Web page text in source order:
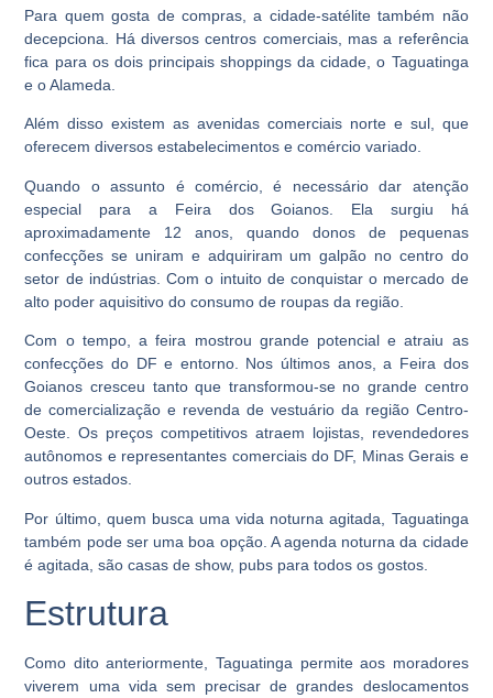
Para quem gosta de compras, a cidade-satélite também não
decepciona. Há diversos centros comerciais, mas a referência
fica para os dois principais shoppings da cidade, o Taguatinga
e o Alameda.
Além disso existem as avenidas comerciais norte e sul, que
oferecem diversos estabelecimentos e comércio variado.
Quando o assunto é comércio, é necessário dar atenção
especial para a Feira dos Goianos. Ela surgiu há
aproximadamente 12 anos, quando donos de pequenas
confecções se uniram e adquiriram um galpão no centro do
setor de indústrias. Com o intuito de conquistar o mercado de
alto poder aquisitivo do consumo de roupas da região.
Com o tempo, a feira mostrou grande potencial e atraiu as
confecções do DF e entorno. Nos últimos anos, a Feira dos
Goianos cresceu tanto que transformou-se no grande centro
de comercialização e revenda de vestuário da região Centro-
Oeste. Os preços competitivos atraem lojistas, revendedores
autônomos e representantes comerciais do DF, Minas Gerais e
outros estados.
Por último, quem busca uma vida noturna agitada, Taguatinga
também pode ser uma boa opção. A agenda noturna da cidade
é agitada, são casas de show, pubs para todos os gostos.
Estrutura
Como dito anteriormente, Taguatinga permite aos moradores
viverem uma vida sem precisar de grandes deslocamentos